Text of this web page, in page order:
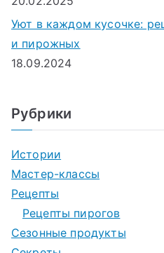
Уют в каждом кусочке:
и пирожных
18.09.2024
Рубрики
Истории
Мастер-классы
Рецепты
Рецепты пирогов
Сезонные продукты